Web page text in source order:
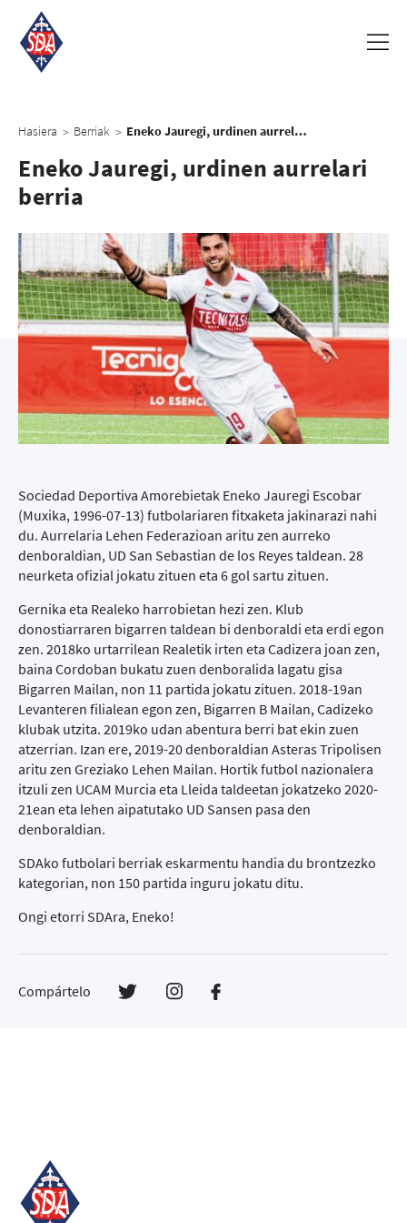
Hasiera > Berriak > Eneko Jauregi, urdinen aurrelari berria
Eneko Jauregi, urdinen aurrelari
berria
Sociedad Deportiva Amorebietak Eneko Jauregi Escobar
(Muxika, 1996-07-13) futbolariaren fitxaketa jakinarazi nahi
du. Aurrelaria Lehen Federazioan aritu zen aurreko
denboraldian, UD San Sebastian de los Reyes taldean. 28
neurketa ofizial jokatu zituen eta 6 gol sartu zituen.
Gernika eta Realeko harrobietan hezi zen. Klub
donostiarraren bigarren taldean bi denboraldi eta erdi egon
zen. 2018ko urtarrilean Realetik irten eta Cadizera joan zen,
baina Cordoban bukatu zuen denboralida lagatu gisa
Bigarren Mailan, non 11 partida jokatu zituen. 2018-19an
Levanteren filialean egon zen, Bigarren B Mailan, Cadizeko
klubak utzita. 2019ko udan abentura berri bat ekin zuen
atzerrian. Izan ere, 2019-20 denboraldian Asteras Tripolisen
aritu zen Greziako Lehen Mailan. Hortik futbol nazionalera
itzuli zen UCAM Murcia eta Lleida taldeetan jokatzeko 2020-
21ean eta lehen aipatutako UD Sansen pasa den
denboraldian.
SDAko futbolari berriak eskarmentu handia du brontzezko
kategorian, non 150 partida inguru jokatu ditu.
Ongi etorri SDAra, Eneko!
Compártelo